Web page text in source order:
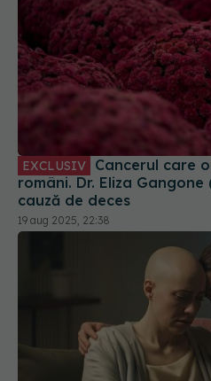
EXCLUSIV
români. Dr. Eliza Gangone
cauză de deces
19 aug 2025, 22:38